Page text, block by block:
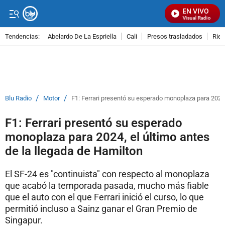
EN VIVO
Señal Visual Radio
Tendencias: Abelardo De La Espriella Cali Presos trasladados
Blu Radio / Motor / F1: Ferrari presentó su esperado monoplaza para
F1: Ferrari presentó su esperado
monoplaza para 2024, el último antes
de la llegada de Hamilton
El SF-24 es "continuista" con respecto al monoplaza
que acabó la temporada pasada, mucho más fiable
que el auto con el que Ferrari inició el curso, lo que
permitió incluso a Sainz ganar el Gran Premio de
Singapur.